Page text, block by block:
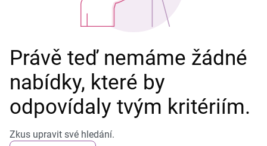
Právě teď nemáme žádné
nabídky, které by
odpovídaly tvým kritériím.
Zkus upravit své hledání.